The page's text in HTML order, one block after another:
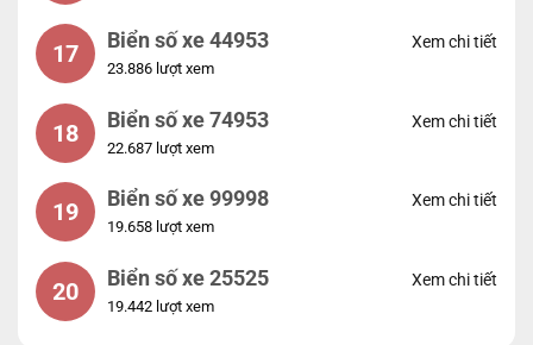
17 Biển số xe 44953
23.886 lượt xem
Xem chi tiết
18 Biển số xe 74953
22.687 lượt xem
Xem chi tiết
19 Biển số xe 99998
19.658 lượt xem
Xem chi tiết
20 Biển số xe 25525
19.442 lượt xem
Xem chi tiết